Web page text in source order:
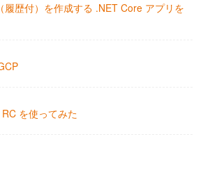
履歴付）を作成する .NET Core アプリを
を使ってみた